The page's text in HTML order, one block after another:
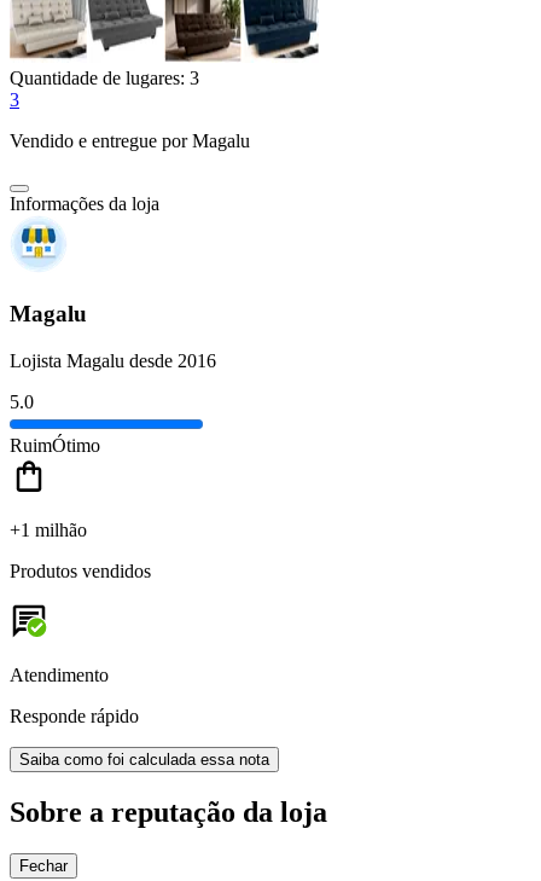
Quantidade de lugares: 3
3
Vendido e entregue por Magalu
Informações da loja
Magalu
Lojista Magalu desde 2016
5.0
RuimÓtimo
+1 milhão
Produtos vendidos
Atendimento
Responde rápido
Saiba como foi calculada essa nota
Sobre a reputação da loja
Fechar